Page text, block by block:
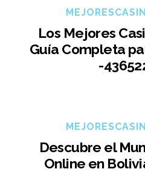
Los Mejores
Guía Completa
-
Descubre el
Online en